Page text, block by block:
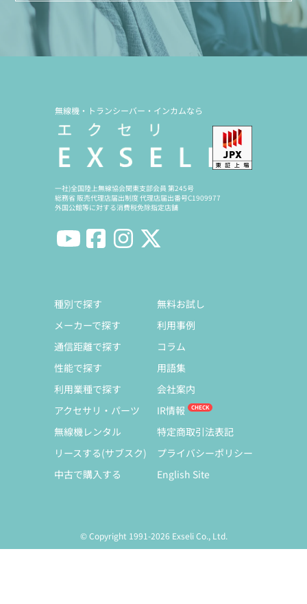
無線機・トランシーバー・インカムなら
一社)全国陸上無線協会関東支部会員 第245号
総務省 販売代理店届出制度 代理店届出番号C1909977
外国公館等に対する消費税免除指定店舗
種別で探す
メーカーで探す
通信距離で探す
性能で探す
利用業種で探す
アクセサリ・パーツ
無線機レンタル
リースする(サブスク)
中古で購入する
無料お試し
利用事例
コラム
用語集
会社案内
IR情報
特定商取引法表記
プライバシーポリシー
English Site
© Copyright 1991-2026 Exseli Co., Ltd.